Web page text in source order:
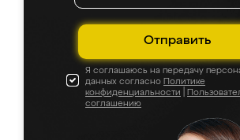
Отправить
Я соглашаюсь на передачу
данных согласно Политике
конфиденциальности
соглашению